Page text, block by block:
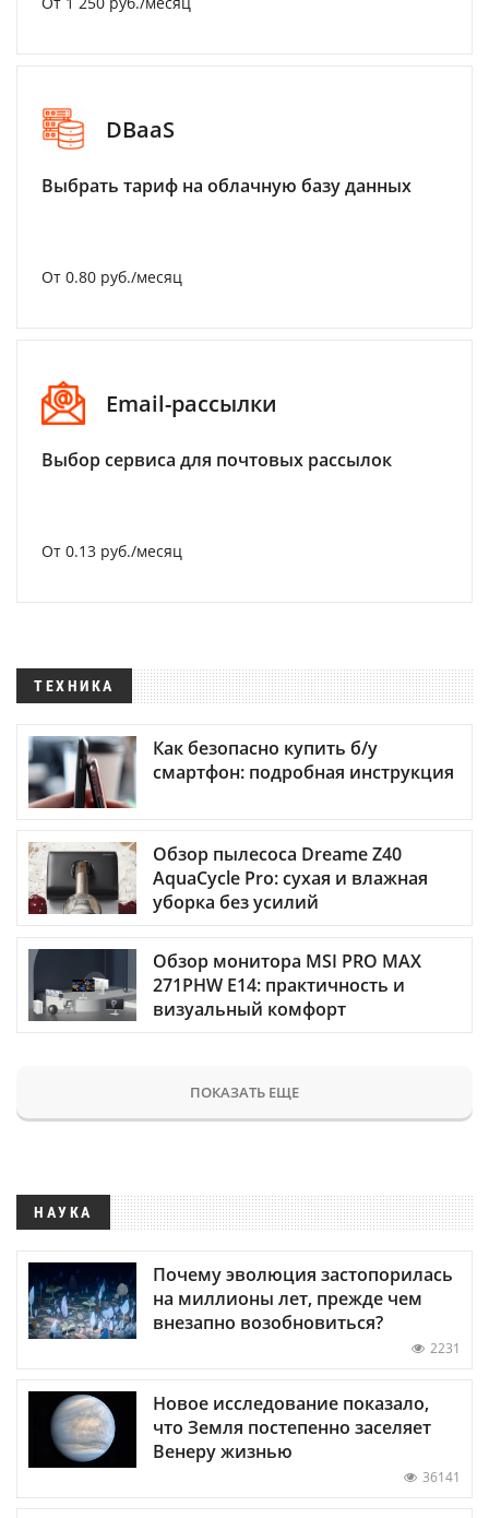
DBaaS
Выбрать тариф на облачную базу данных
От 0.80 руб./месяц
Email-рассылки
Выбор сервиса для почтовых рассылок
От 0.13 руб./месяц
ТЕХНИКА
Как безопасно купить б/у
смартфон: подробная инструкция
Обзор пылесоса Dreame Z40
AquaCycle Pro: сухая и влажная
уборка без усилий
Обзор монитора MSI PRO MAX
271PHW E14: практичность и
визуальный комфорт
ПОКАЗАТЬ ЕЩЕ
НАУКА
Почему эволюция застопорилась
на миллионы лет, прежде чем
внезапно возобновиться?
2231
Новое исследование показало,
что Земля постепенно заселяет
Венеру жизнью
36141